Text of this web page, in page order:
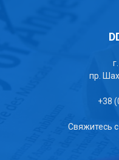
пр.
+38
Свяжитесь